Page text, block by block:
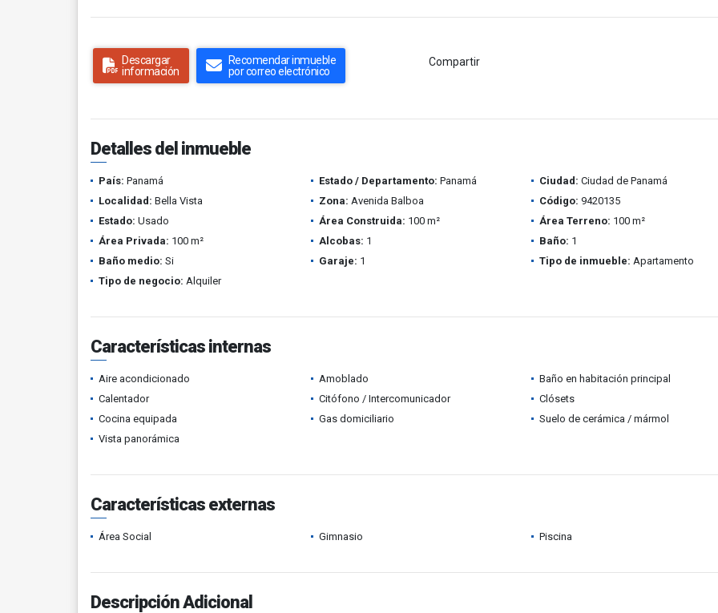
Descargar
información
Recomendar inmueble
por correo electrónico
Compartir
Detalles del inmueble
País: Panamá Estado / Departamento: Panamá Ciudad: Ciudad de Panamá
Localidad: Bella Vista Zona: Avenida Balboa Código: 9420135
Estado: Usado Área Construida: 100 m² Área Terreno: 100 m²
Área Privada: 100 m² Alcobas: 1 Baño: 1
Baño medio: Si Garaje: 1 Tipo de inmueble: Apartamento
Tipo de negocio: Alquiler
Características internas
Aire acondicionado Amoblado
Baño en habitación principal
Calentador
Citófono / Intercomunicador
Clósets
Cocina equipada
Gas domiciliario
Suelo de cerámica / mármol
Vista panorámica
Características externas
Área Social Gimnasio Piscina
Descripción Adicional